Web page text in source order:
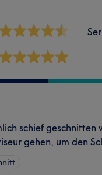
schief geschnitten
gehen, um den